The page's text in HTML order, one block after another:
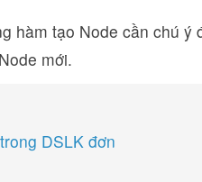
hàm tạo Node cần chú ý
mới.
DSLK đơn